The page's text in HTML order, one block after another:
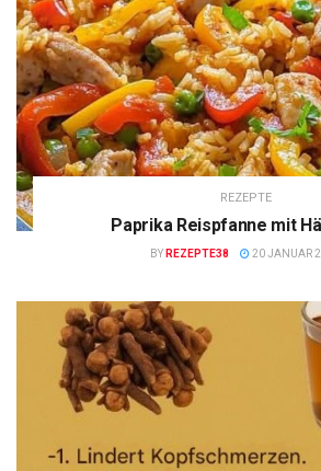
REZEPTE
Paprika Reispfanne mit
BY REZEPTE38 20 JANUAR